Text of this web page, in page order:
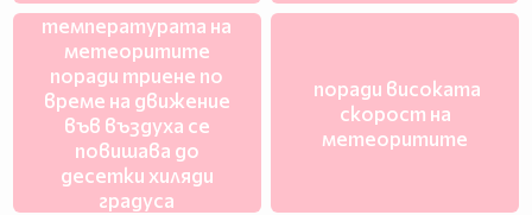
температурата на
метеоритите
поради триене по
време на движение
във въздуха се
повишава до
десетки хиляди
градуса
поради високата
скорост на
метеоритите